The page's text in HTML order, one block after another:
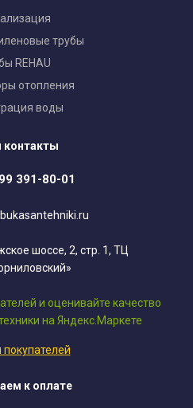
трубы
REHAU
отопления
воды
контакты
391-80-01
шоссе, 2, стр. 1, ТЦ
к оплате